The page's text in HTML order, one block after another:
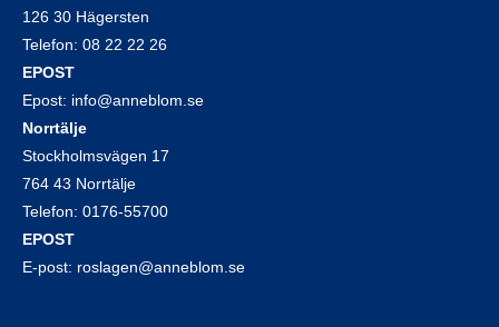
126 30 Hägersten
Telefon: 08 22 22 26
EPOST
Epost: info@anneblom.se
Norrtälje
Stockholmsvägen 17
764 43 Norrtälje
Telefon: 0176-55700
EPOST
E-post: roslagen@anneblom.se